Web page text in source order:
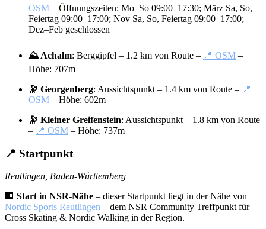
OSM – Öffnungszeiten: Mo–So 09:00–17:30; März Sa, So,
Feiertag 09:00–17:00; Nov Sa, So, Feiertag 09:00–17:00;
Dez–Feb geschlossen
⛰️ Achalm: Berggipfel – 1.2 km von Route – 📍 OSM –
Höhe: 707m
🔭 Georgenberg: Aussichtspunkt – 1.4 km von Route – 📍
OSM – Höhe: 602m
🔭 Kleiner Greifenstein: Aussichtspunkt – 1.8 km von Route
– 📍 OSM – Höhe: 737m
📍 Startpunkt
Reutlingen, Baden-Württemberg
🏢 Start in NSR-Nähe – dieser Startpunkt liegt in der Nähe von
Nordic Sports Reutlingen – dem NSR Community Treffpunkt für
Cross Skating & Nordic Walking in der Region.